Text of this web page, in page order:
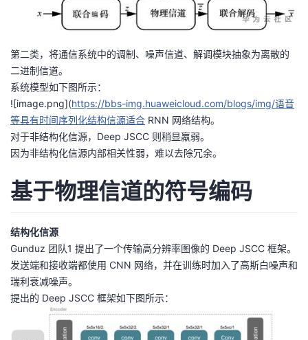
我
的
课
程
我
的
认
证
我
的
实
我
的
藏
的
技
术
支
持
我
的
云
声
建
第二类，将通信系统中的调制、噪声信道、解调模块抽象为离散的
二进制信道。
系统模型如下图所示：
![image.png](https://bbs-img.huaweicloud.com/blogs/img/语音
等具有时间序列化结构信源适合 RNN 网络结构。
对于非结构化信源，Deep JSCC 则稍显羸弱。
因为非结构化信源内部相关性弱，难以去除冗余。
基于物理信道的符号编码
结构化信源
Gunduz 团队1 提出了一个传输高分辨率图像的 Deep JSCC 框架。
发送端和接收端都使用 CNN 网络，并在训练时加入了高斯白噪声和
瑞利衰减噪声。
提出的 Deep JSCC 框架如下图所示：